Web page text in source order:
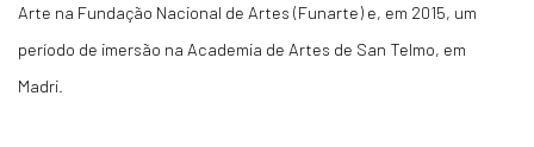
Arte na Fundação Nacional de Artes (Funarte) e, em 2015, um
período de imersão na Academia de Artes de San Telmo, em
Madri.